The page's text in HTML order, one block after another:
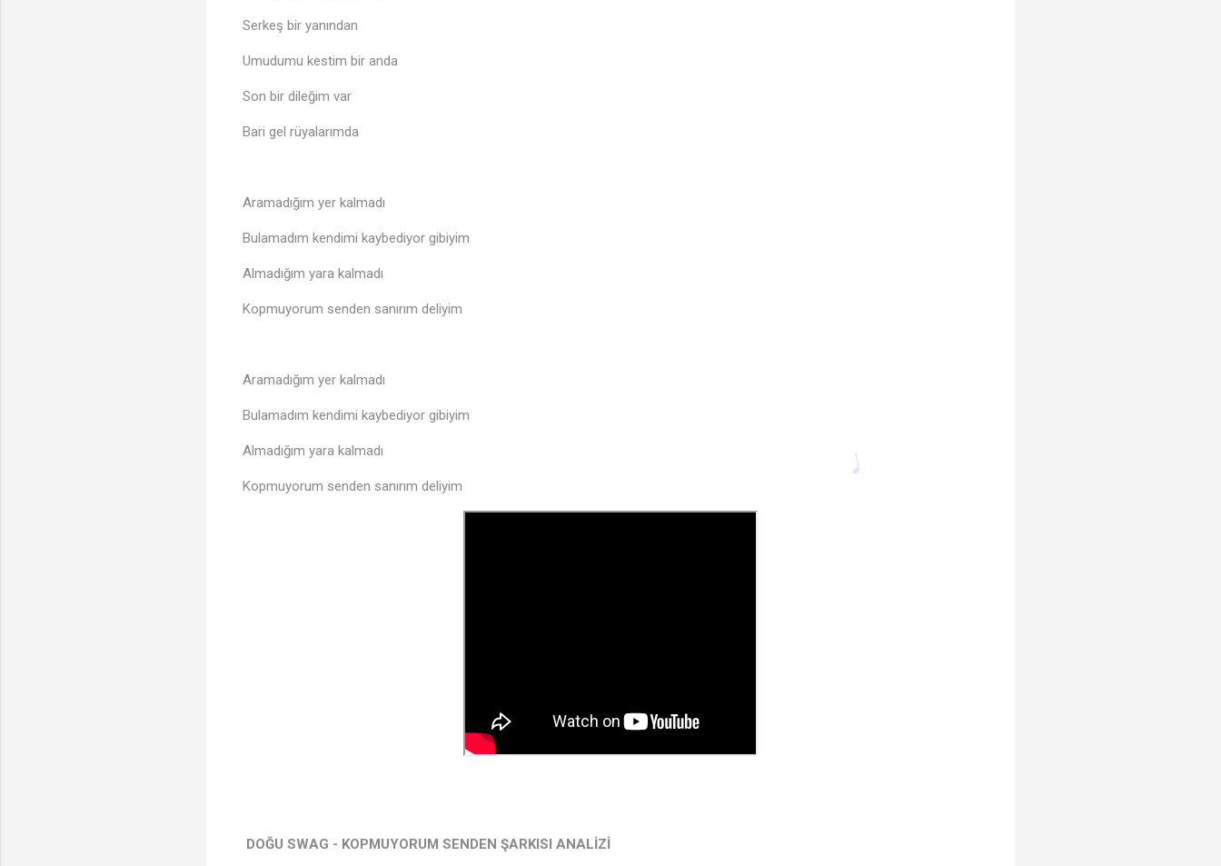
Serkeş bir yanından
Umudumu kestim bir anda
Son bir dileğim var
Bari gel rüyalarımda
Aramadığım yer kalmadı
Bulamadım kendimi kaybediyor gibiyim
Almadığım yara kalmadı
Kopmuyorum senden sanırım deliyim
Aramadığım yer kalmadı
Bulamadım kendimi kaybediyor gibiyim
Almadığım yara kalmadı
Kopmuyorum senden sanırım deliyim
DOĞU SWAG - KOPMUYORUM SENDEN ŞARKISI ANALİZİ